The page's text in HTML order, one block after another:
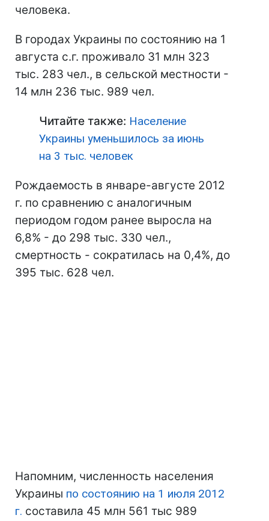
человека.
В городах Украины по состоянию на 1
августа с.г. проживало 31 млн 323
тыс. 283 чел., в сельской местности -
14 млн 236 тыс. 989 чел.
Читайте также: Население
Украины уменьшилось за июнь
на 3 тыс. человек
Рождаемость в январе-августе 2012
г. по сравнению с аналогичным
периодом годом ранее выросла на
6,8% - до 298 тыс. 330 чел.,
смертность - сократилась на 0,4%, до
395 тыс. 628 чел.
Напомним, численность населения
Украины по состоянию на 1 июля 2012
г. составила 45 млн 561 тыс 989